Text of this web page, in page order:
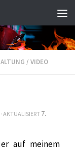
/ VIDEO
· AKTUALISIERT 7.
auf meinem